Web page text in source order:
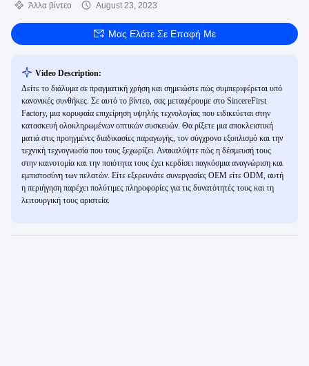
Άλλα βίντεο August 23, 2023
Μας Ελάτε Σε Επαφή Με
Video Description:
Δείτε το διάλυμα σε πραγματική χρήση και σημειώστε πώς συμπεριφέρεται υπό
κανονικές συνθήκες. Σε αυτό το βίντεο, σας μεταφέρουμε στο SincereFirst
Factory, μια κορυφαία επιχείρηση υψηλής τεχνολογίας που ειδικεύεται στην
κατασκευή ολοκληρωμένων οπτικών συσκευών. Θα ρίξετε μια αποκλειστική
ματιά στις προηγμένες διαδικασίες παραγωγής, τον σύγχρονο εξοπλισμό και την
τεχνική τεχνογνωσία που τους ξεχωρίζει. Ανακαλύψτε πώς η δέσμευσή τους
στην καινοτομία και την ποιότητα τους έχει κερδίσει παγκόσμια αναγνώριση και
εμπιστοσύνη των πελατών. Είτε εξερευνάτε συνεργασίες OEM είτε ODM, αυτή
η περιήγηση παρέχει πολύτιμες πληροφορίες για τις δυνατότητές τους και τη
λειτουργική τους αριστεία.